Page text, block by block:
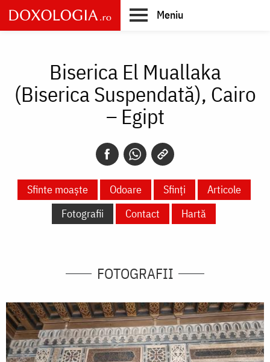
Skip
to
main
Meniu
Biserica El Muallaka
(Biserica Suspendată), Cairo
– Egipt
Sfinte moaște Odoare Sfinți
Articole
Fotografii
Contact Hartă
FOTOGRAFII